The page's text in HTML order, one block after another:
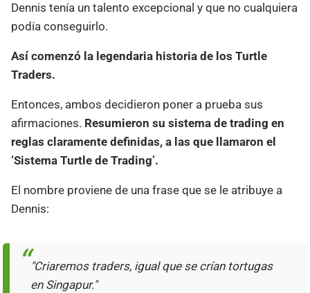
Dennis tenía un talento excepcional y que no cualquiera
podía conseguirlo.
Así comenzó la legendaria historia de los Turtle
Traders.
Entonces, ambos decidieron poner a prueba sus
afirmaciones. Resumieron su sistema de trading en
reglas claramente definidas, a las que llamaron el
‘Sistema Turtle de Trading’.
El nombre proviene de una frase que se le atribuye a
Dennis:
"Criaremos traders, igual que se crían tortugas
en Singapur."